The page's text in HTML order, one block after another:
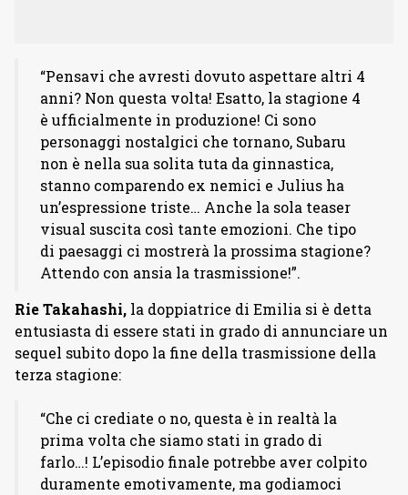
“Pensavi che avresti dovuto aspettare altri 4
anni? Non questa volta! Esatto, la stagione 4
è ufficialmente in produzione! Ci sono
personaggi nostalgici che tornano, Subaru
non è nella sua solita tuta da ginnastica,
stanno comparendo ex nemici e Julius ha
un’espressione triste… Anche la sola teaser
visual suscita così tante emozioni. Che tipo
di paesaggi ci mostrerà la prossima stagione?
Attendo con ansia la trasmissione!”.
Rie Takahashi, la doppiatrice di Emilia si è detta
entusiasta di essere stati in grado di annunciare un
sequel subito dopo la fine della trasmissione della
terza stagione:
“Che ci crediate o no, questa è in realtà la
prima volta che siamo stati in grado di
farlo…! L’episodio finale potrebbe aver colpito
duramente emotivamente, ma godiamoci